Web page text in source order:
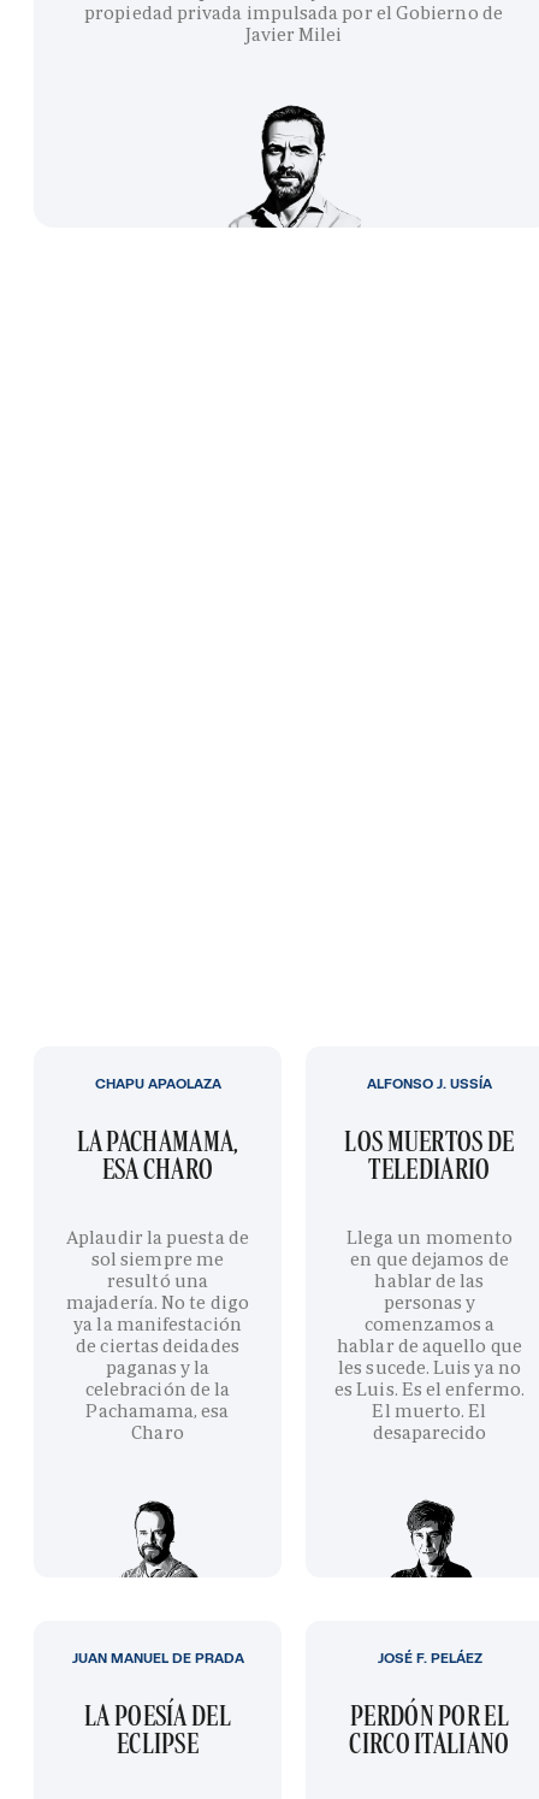
propiedad privada impulsada por el Gobierno de
Javier Milei
LA PACHAMAMA,
ESA CHARO
Aplaudir la puesta de
sol siempre me
resultó una
majadería. No te digo
ya la manifestación
de ciertas deidades
paganas y la
celebración de la
Pachamama, esa
Charo
CHAPU APAOLAZA
LOS MUERTOS DE
TELEDIARIO
Llega un momento
en que dejamos de
hablar de las
personas y
comenzamos a
hablar de aquello que
les sucede. Luis ya no
es Luis. Es el enfermo.
El muerto. El
desaparecido
ALFONSO J. USSÍA
LA POESÍA DEL
ECLIPSE
JUAN MANUEL DE PRADA
PERDÓN POR EL
CIRCO ITALIANO
JOSÉ F. PELÁEZ